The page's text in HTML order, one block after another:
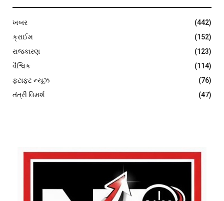
ખબર
(442)
ક્રાઈમ
(152)
રાજકારણ
(123)
વૈશ્વિક
(114)
ફટાફટ ન્યૂઝ
(76)
તંત્રી વિમર્શ
(47)